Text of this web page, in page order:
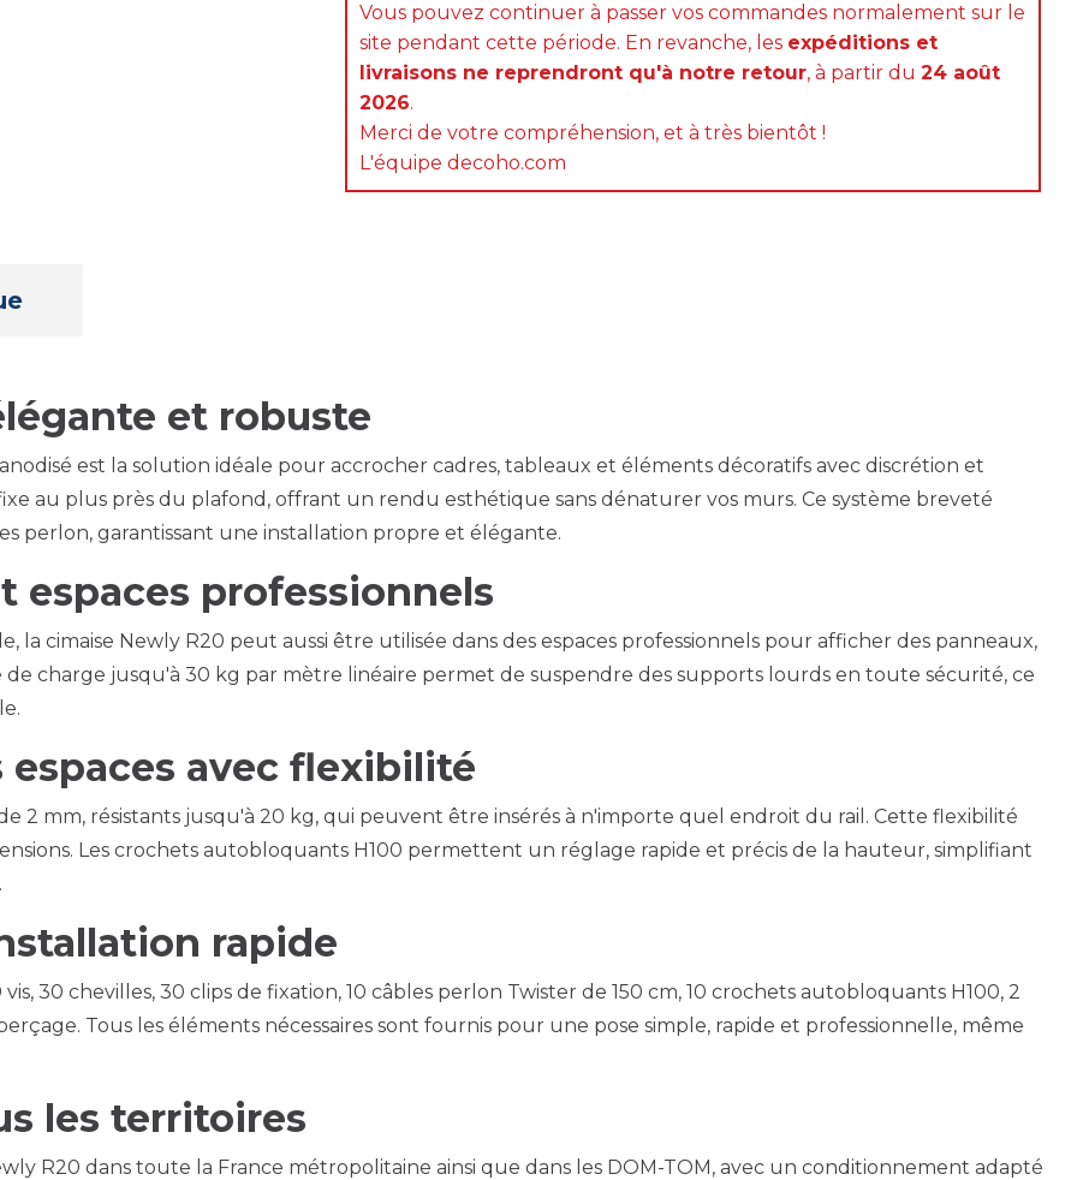
Vous pouvez continuer à passer vos commandes normalement sur le
site pendant cette période. En revanche, les expéditions et
livraisons ne reprendront qu'à notre retour, à partir du 24 août
2026.
Merci de votre compréhension, et à très bientôt !
L'équipe decoho.com
et robuste
est la solution idéale pour accrocher cadres, tableaux et éléments décoratifs avec discrétion et
au plus près du plafond, offrant un rendu esthétique sans dénaturer vos murs. Ce système breveté
perlon, garantissant une installation propre et élégante.
espaces professionnels
cimaise Newly R20 peut aussi être utilisée dans des espaces professionnels pour afficher des panneaux,
charge jusqu'à 30 kg par mètre linéaire permet de suspendre des supports lourds en toute sécurité, ce
espaces avec flexibilité
2 mm, résistants jusqu'à 20 kg, qui peuvent être insérés à n'importe quel endroit du rail. Cette flexibilité
Les crochets autobloquants H100 permettent un réglage rapide et précis de la hauteur, simplifiant
rapide
30 chevilles, 30 clips de fixation, 10 câbles perlon Twister de 150 cm, 10 crochets autobloquants H100, 2
Tous les éléments nécessaires sont fournis pour une pose simple, rapide et professionnelle, même
les territoires
R20 dans toute la France métropolitaine ainsi que dans les DOM-TOM, avec un conditionnement adapté